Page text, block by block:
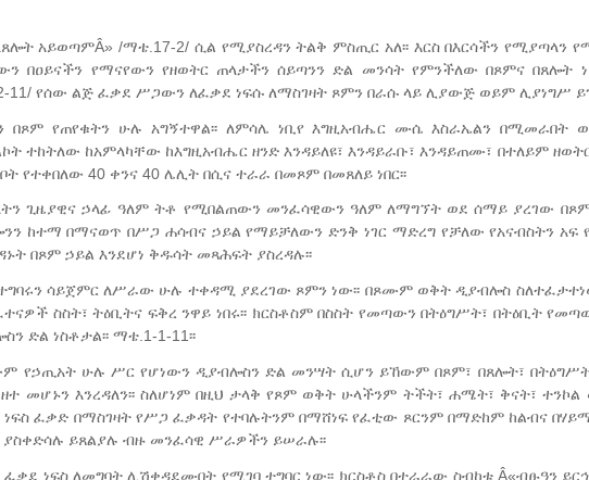
አይወጣምÂ» /ማቴ.17-2/ ሲል የሚያስረዳን ትልቅ ምስጢር አለ፡፡ እርስ በእርሳችን የሚያጣላን
በዐይናችን የማናየውን የዘወትር ጠላታችን ሰይጣንን ድል መንሳት የምንችለው በጾምና በጸሎት
11/ የሰው ልጅ ፈቃደ ሥጋውን ለፈቃደ ነፍሱ ለማስገዛት ጾምን በራሱ ላይ ሊያውጅ ወይም ሊያነግሥ
በጾም የጠየቁትን ሁሉ አግኝተዋል፡፡ ለምሳሌ ነቢየ እግዚአብሔር ሙሴ እስራኤልን በሚመራበት
ተከትለው ከአምላካቸው ከእግዚአብሔር ዘንድ እንዳይለዩ፣ እንዳይራቡ፣ እንዳይጠሙ፣ በተለይም
40 ቀንና 40 ሌሊት በሲና ተራራ በመጾም በመጸለይ ነበር፡፡
ጊዜያዊና ኃላፊ ዓለም ትቶ የሚበልጠውን መንፈሳዊውን ዓለም ለማግኘት ወደ ሰማይ ያረገው በጾም
ከተማ በማናወጥ በሥጋ ሐሳብና ኃይል የማይቻለውን ድንቅ ነገር ማድረግ የቻለው የአናብስትን አፍ
በጾም ኃይል እንደሆነ ቅዱሳት መጻሕፍት ያስረዳሉ፡፡
ሳይጀምር ለሥራው ሁሉ ተቀዳሚ ያደረገው ጾምን ነው፡፡ በጾሙም ወቅት ዲያብሎስ
ስስት፣ ትዕቢትና ፍቅረ ንዋይ ነበሩ፡፡ ክርስቶስም በስስት የመጣውን በትዕግሥት፣ በትዕቢት
ድል ነስቶታል፡፡ ማቴ.1-1-11፡፡
የኃጢአት ሁሉ ሥር የሆነውን ዲያብሎስን ድል መንሣት ሲሆን ይኸውም በጾም፣ በጸሎት፣
መሆኑን እንረዳለን፡፡ ስለሆነም በዚህ ታላቅ የጾም ወቅት ሁላችንም ትችት፣ ሐሜት፣ ቅናት፣ ተንኮል
ነፍስ ፈቃድ በማስገዛት የሥጋ ፈቃዳት የተባሉትንም በማሸነፍ የፈቲው ጾርንም በማድከም ከልብና
ይጸልያሉ ብዙ መንፈሳዊ ሥራዎችን ይሠራሉ፡፡
ነፍስ ለመግባት ሊሽቀዳደሙበት የሚገባ ተግባር ነው፡፡ ክርስቶስ በተራራው ስብከቱ Â«ብፁዓን